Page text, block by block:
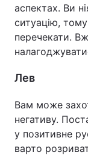
аспектах. Ви
ситуацію,
перечекати.
Лев
Вам може
негативу.
у позитивне
варто